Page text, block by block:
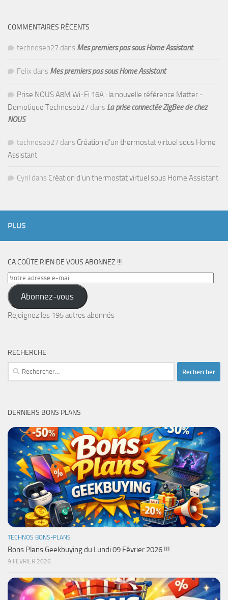
COMMENTAIRES RÉCENTS
technoseb27 dans Mes premiers pas sous Home Assistant
Felix dans Mes premiers pas sous Home Assistant
Prise NOUS A8M Wi-Fi 16A : la nouvelle référence Matter -
Domotique Technoseb27 dans La prise connectée ZigBee de chez
NOUS
technoseb27 dans Création d’un thermostat virtuel sous Home
Assistant
Cyril dans Création d’un thermostat virtuel sous Home Assistant
PLUS
CA COÛTE RIEN DE VOUS ABONNEZ !!!
Votre
adresse
e-
mail
Abonnez-vous
Rejoignez les 195 autres abonnés
RECHERCHE
Rechercher :
DERNIERS BONS PLANS
TECHNOS BONS-PLANS
Bons Plans Geekbuying du Lundi 09 Février 2026 !!!
9 FÉVRIER 2026